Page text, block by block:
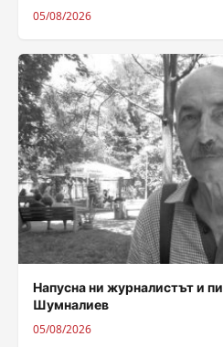
05/08/2026
Напусна ни журналистът и
Шумналиев
05/08/2026